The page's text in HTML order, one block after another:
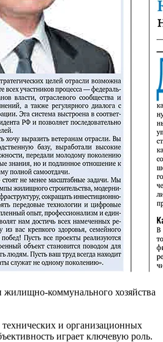
жилищно-коммунального хозяйства
и организационных
играет ключевую роль.